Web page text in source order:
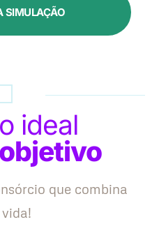
SIMULAÇÃO
ideal
que combina